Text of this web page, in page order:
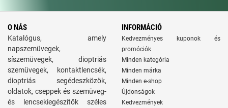
O NÁS
Katalógus, amely
napszemüvegek,
síszemüvegek, dioptriás
szemüvegek, kontaktlencsék,
dioptriás segédeszközök,
oldatok, cseppek és szemüveg-
és lencsekiegészítők széles
INFORMÁCIÓ
Kedvezményes kuponok és
promóciók
Minden kategória
Minden márka
Minden e-shop
Újdonságok
Kedvezmények